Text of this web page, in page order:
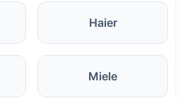
Haier
Miele